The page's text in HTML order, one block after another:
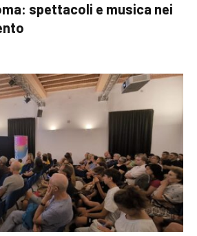
spettacoli e musica nei